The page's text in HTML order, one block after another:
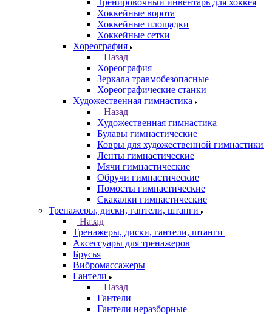
Тренировочный инвентарь для хоккея
Хоккейные ворота
Хоккейные площадки
Хоккейные сетки
Хореография
Назад
Хореография
Зеркала травмобезопасные
Хореографические станки
Художественная гимнастика
Назад
Художественная гимнастика
Булавы гимнастические
Ковры для художественной гимнастики
Ленты гимнастические
Мячи гимнастические
Обручи гимнастические
Помосты гимнастические
Скакалки гимнастические
Тренажеры, диски, гантели, штанги
Назад
Тренажеры, диски, гантели, штанги
Аксессуары для тренажеров
Брусья
Вибромассажеры
Гантели
Назад
Гантели
Гантели неразборные